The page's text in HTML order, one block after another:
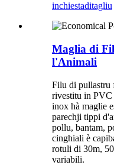
inchiestaditagliu
Maglia di
l'Animali
Filu di pullastru
rivestitu in
inox hà maglie
parechji tippi
pollu, bantam,
cinghiali è
rotuli di 30m,
variabili.